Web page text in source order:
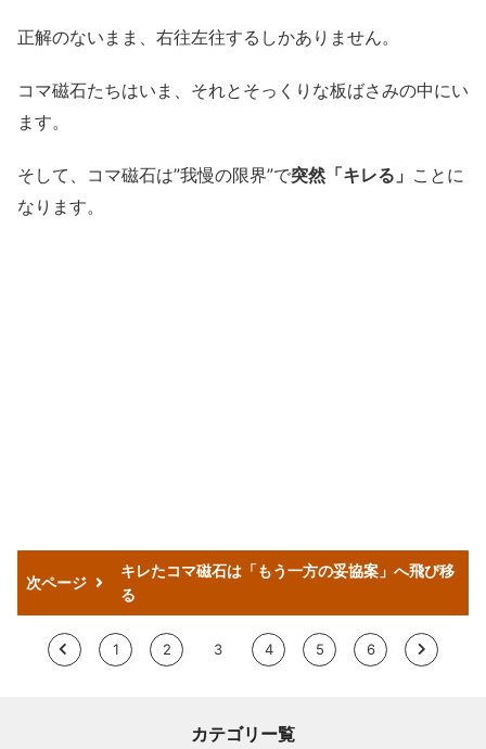
正解のないまま、右往左往するしかありません。
コマ磁石たちはいま、それとそっくりな板ばさみの中にい
ます。
そして、コマ磁石は”我慢の限界”で突然「キレる」 ことに
なります。
次ページ
キレたコマ磁石は「もう一方の妥協案」へ飛び移
る
< 1 2 3 4 5 6 >
カテゴリー覧